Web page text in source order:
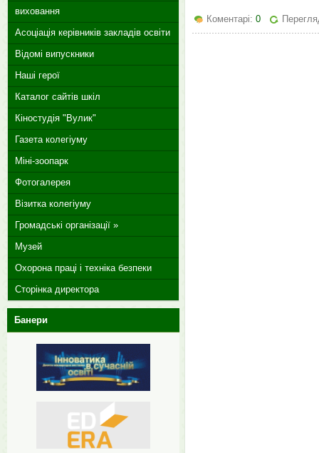
Коментарі: 0
виховання
Асоціація керівників закладів освіти
Відомі випускники
Наші герої
Каталог сайтів шкіл
Кіностудія "Вулик"
Газета колегіуму
Міні-зоопарк
Фотогалерея
Візитка колегіуму
Громадські організації »
Музей
Охорона праці і техніка безпеки
Сторінка директора
Банери